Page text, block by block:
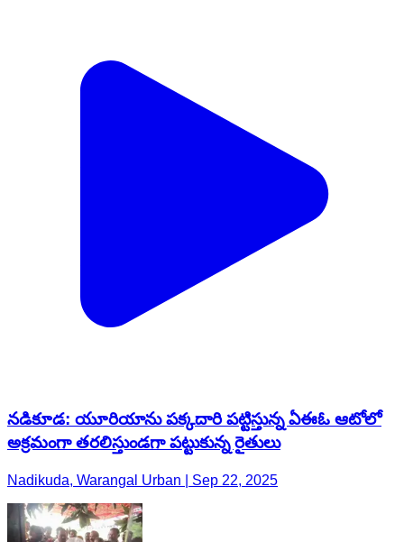
నడికూడ: యూరియాను పక్కదారి పట్టిస్తున్న ఏఈఓ ఆటోలో
అక్రమంగా తరలిస్తుండగా పట్టుకున్న రైతులు
Nadikuda, Warangal Urban | Sep 22, 2025